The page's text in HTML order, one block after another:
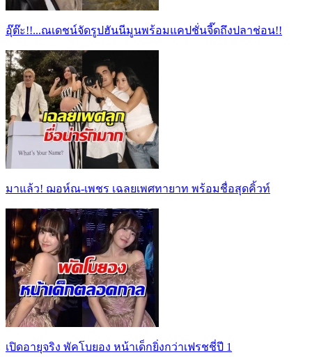
อุ๊ต๊ะ!!...ณเดชน์จัดรูปฮันนีมูนพร้อมแคปชั่นจี๊ดถึงปลาช่อน!!
มาแล้ว! ฌอห์ณ-เพชร เฉลยเพศทายาท พร้อมชื่อสุดคิ้วท์
เปิดอายุจริง พัคโบยอง หน้าเด็กยิ่งกว่าเฟรชชี่ปี 1